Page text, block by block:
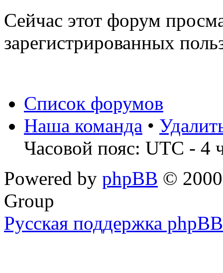
Сейчас этот форум
зарегистрированных
Список форумов
Наша команда •
Часовой пояс: UTC - 4
Powered by phpBB ©
Group
Русская поддержка phpBB